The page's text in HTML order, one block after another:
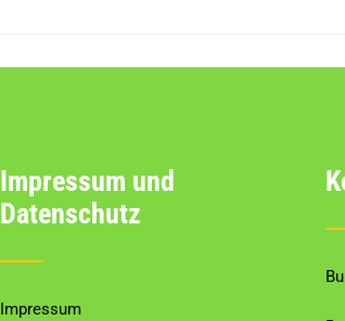
Impressum und
Datenschutz
Impressum